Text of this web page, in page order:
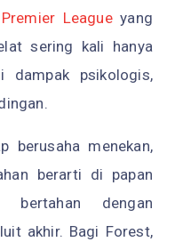
Premier Leagueyang
sering kali hanya
dampak psikologis,
berusaha menekan,
berarti di papan
bertahan dengan
akhir. Bagi Forest,